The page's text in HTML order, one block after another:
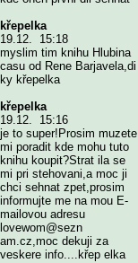
křepelka
19.12. 15:18
myslim tim knihu Hlubina
casu od Rene Barjavela,di
ky křepelka
křepelka
19.12. 15:16
je to super!Prosim muzete
mi poradit kde mohu tuto
knihu koupit?Strat ila se
mi pri stehovani,a moc ji
chci sehnat zpet,prosim
informujte me na mou E-
mailovou adresu
lovewom@sezn
am.cz,moc dekuji za
veskere info....křep elka